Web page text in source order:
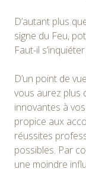
D’autant plus
signe du Feu,
Faut-il
D’un point de
vous aurez plus
innovantes à
propice aux
réussites
possibles. Par
une moindre